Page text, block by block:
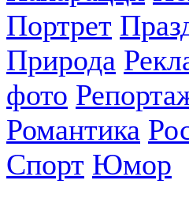
Портрет
Природа
фото
Романтика
Спорт Юмор